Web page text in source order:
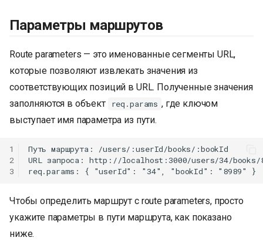
Параметры маршрутов
Route parameters — это именованные сегменты URL,
которые позволяют извлекать значения из
соответствующих позиций в URL. Полученные значения
заполняются в объект
req.params , где ключом
выступает имя параметра из пути.
1
2
3
Путь маршрута: /users/:userId/books/:bookId
URL запроса: http://localhost:3000/users/34/books/
Чтобы определить маршрут с route parameters, просто
укажите параметры в пути маршрута, как показано
ниже.